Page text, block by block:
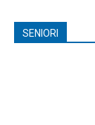
SENIORI